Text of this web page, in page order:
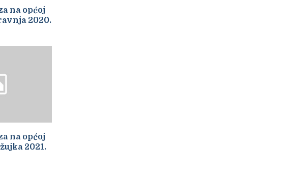
na općoj
2020.
na općoj
2021.